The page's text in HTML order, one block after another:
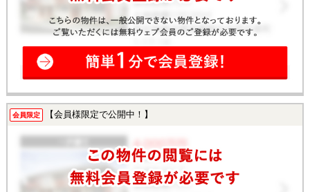
会員限定 【会員様限定で公開中！】